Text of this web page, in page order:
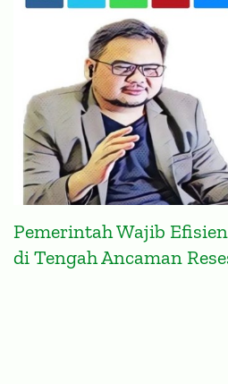
Pemerintah Wajib
di Tengah Ancaman